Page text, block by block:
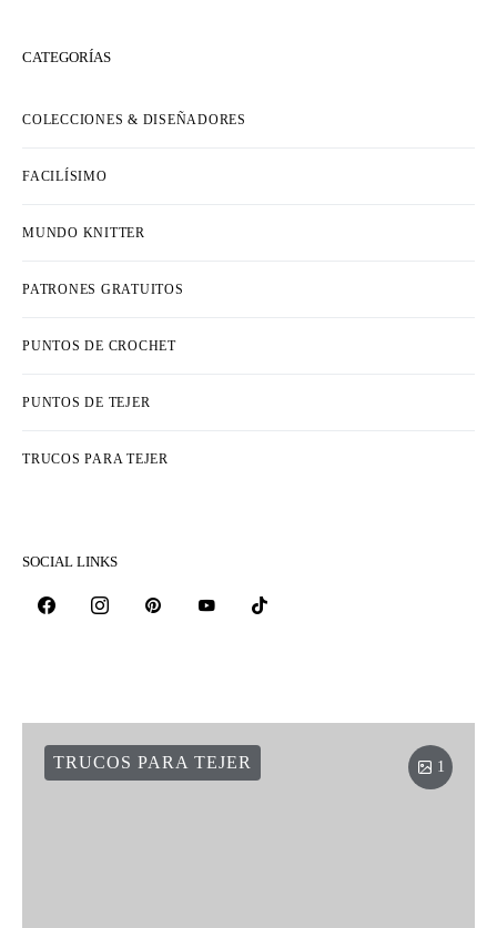
CATEGORÍAS
COLECCIONES & DISEÑADORES
FACILÍSIMO
MUNDO KNITTER
PATRONES GRATUITOS
PUNTOS DE CROCHET
PUNTOS DE TEJER
TRUCOS PARA TEJER
SOCIAL LINKS
1
TRUCOS PARA TEJER